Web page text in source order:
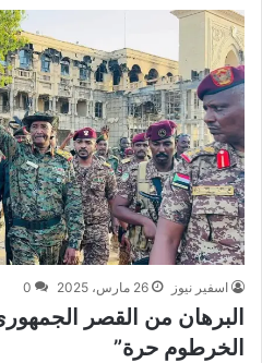
اسفير نيوز 26 مارس، 2025 0
البرهان من القصر
الخرطوم حرة”